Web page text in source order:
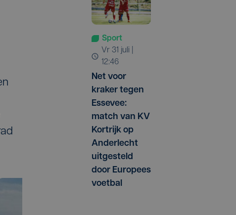
Sport
vr 31 juli |
12:46
Net voor
kraker tegen
Essevee:
match van KV
Kortrijk op
Anderlecht
uitgesteld
door Europees
voetbal